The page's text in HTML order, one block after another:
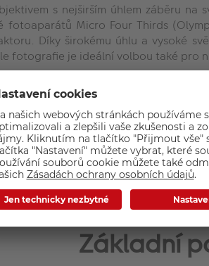
s nejširším úhlem záběru
fotoaparátů Micro Four Thirds
Díky širokému úhlu a vysoké
fotografie je ideální volbou také pro
včetně 2 asférických a 3 členů
pro nasazení šroubovacího filtru o
a lehký. Lze jej vzít kamkoli s
Základní